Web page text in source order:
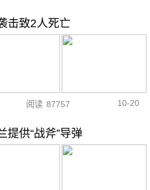
击致2人死亡
阅读 87757 10-20
提供“战斧”导弹